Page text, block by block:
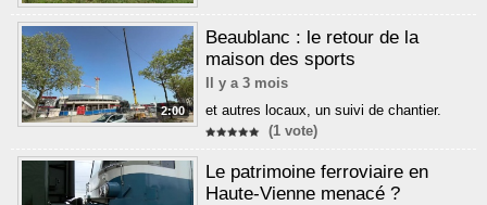
2:00
Beaublanc : le retour de la
maison des sports
Il y a 3 mois
et autres locaux, un suivi de chantier.
(1 vote)
Le patrimoine ferroviaire en
Haute-Vienne menacé ?